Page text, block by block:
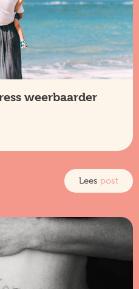
weerbaarder
Lees post